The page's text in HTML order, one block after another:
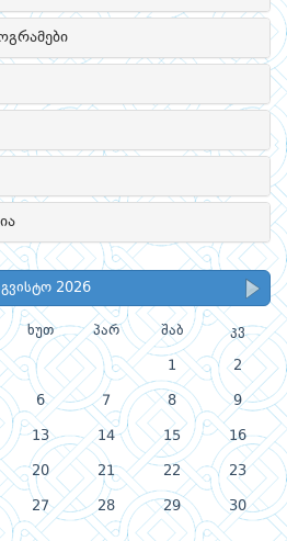
2026
ხუთ პარ შაბ კვ
1 2
6 7 8 9
13 14 15 16
20 21 22 23
27 28 29 30